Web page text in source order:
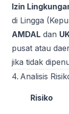
Izin
di Lingga
AMDAL dan
pusat atau
jika tidak
4. Analisis
Risiko